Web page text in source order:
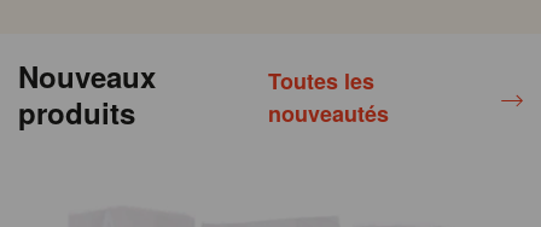
Nouveaux
produits
Toutes les
nouveautés